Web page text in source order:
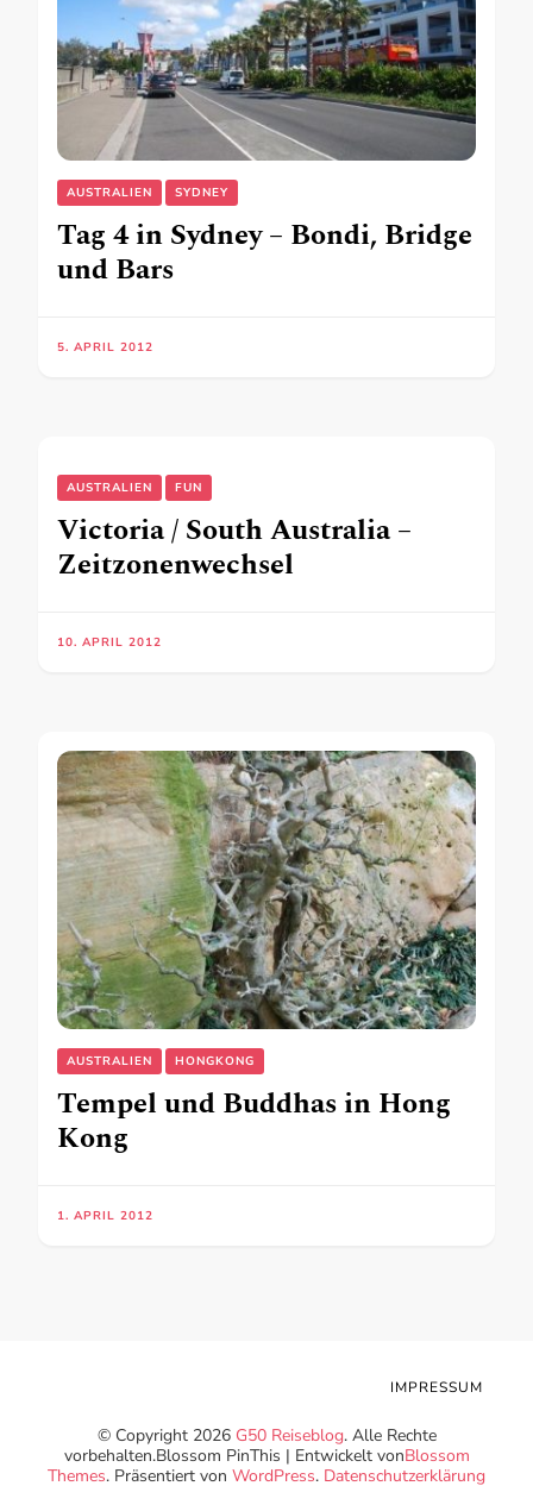
AUSTRALIEN SYDNEY
Tag 4 in Sydney – Bondi, Bridge
und Bars
5. APRIL 2012
AUSTRALIEN FUN
Victoria / South Australia –
Zeitzonenwechsel
10. APRIL 2012
AUSTRALIEN HONGKONG
Tempel und Buddhas in Hong
Kong
1. APRIL 2012
© Copyright 2026 G50 Reiseblog. Alle Rechte
vorbehalten.Blossom PinThis | Entwickelt vonBlossom
Themes. Präsentiert von WordPress. Datenschutzerklärung
IMPRESSUM